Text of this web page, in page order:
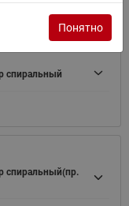
спиральный
спиральный(пр.
Понятно